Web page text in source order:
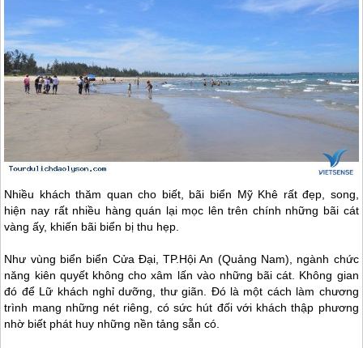
Nhiều khách thăm quan cho biết, bãi biển Mỹ Khê rất đẹp, song,
hiện nay rất nhiều hàng quán lại mọc lên trên chính những bãi cát
vàng ấy, khiến bãi biển bị thu hẹp.
Như vùng biển biển Cửa Đại, TP.Hội An (Quảng Nam), ngành chức
năng kiên quyết không cho xâm lấn vào những bãi cát. Không gian
đó để Lữ khách nghỉ dưỡng, thư giãn. Đó là một cách làm chương
trình mang những nét riêng, có sức hút đối với khách thập phương
nhờ biết phát huy những nền tảng sẵn có.